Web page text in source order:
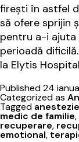
firești în astfel
să ofere sprijin
pentru a-i ajuta
perioadă
la Elytis
Published24
Categorized as
Tagged
medic de familie,
recuperare,
emotional,